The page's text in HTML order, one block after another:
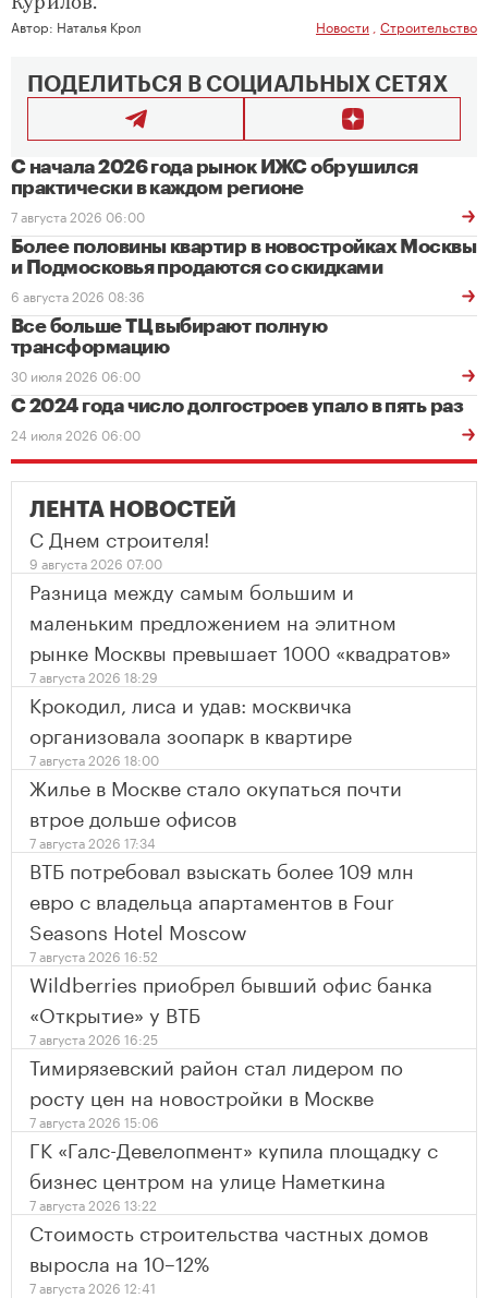
Автор: Наталья Крол Новости Строительство
ПОДЕЛИТЬСЯ В СОЦИАЛЬНЫХ СЕТЯХ
С начала 2026 года рынок ИЖС обрушился
практически в каждом регионе
7 августа 2026 06:00
Более половины квартир в новостройках Москвы
и Подмосковья продаются со скидками
6 августа 2026 08:36
Все больше ТЦ выбирают полную
трансформацию
30 июля 2026 06:00
С 2024 года число долгостроев упало в пять раз
24 июля 2026 06:00
ЛЕНТА НОВОСТЕЙ
С Днем строителя!
9 августа 2026 07:00
Разница между самым большим и
маленьким предложением на элитном
рынке Москвы превышает 1000 «квадратов»
7 августа 2026 18:29
Крокодил, лиса и удав: москвичка
организовала зоопарк в квартире
7 августа 2026 18:00
Жилье в Москве стало окупаться почти
втрое дольше офисов
7 августа 2026 17:34
ВТБ потребовал взыскать более 109 млн
евро с владельца апартаментов в Four
Seasons Hotel Moscow
7 августа 2026 16:52
Wildberries приобрел бывший офис банка
«Открытие» у ВТБ
7 августа 2026 16:25
Тимирязевский район стал лидером по
росту цен на новостройки в Москве
7 августа 2026 15:06
ГК «Галс-Девелопмент» купила площадку с
бизнес центром на улице Наметкина
7 августа 2026 13:22
Стоимость строительства частных домов
выросла на 10–12%
7 августа 2026 12:41